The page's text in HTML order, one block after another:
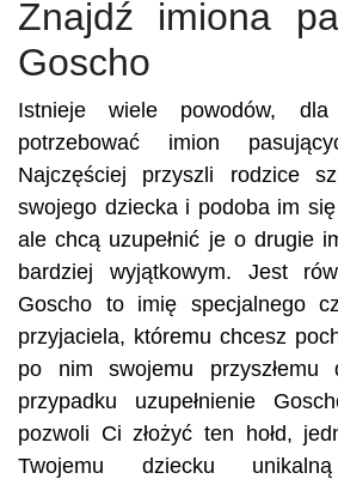
Znajdź imiona
Goscho
Istnieje wiele powodów,
potrzebować imion
Najczęściej przyszli rodzice
swojego dziecka i podoba im
ale chcą uzupełnić je o drugie
bardziej wyjątkowym. Jest
Goscho to imię specjalnego
przyjaciela, któremu chcesz
po nim swojemu przyszłemu
przypadku uzupełnienie
pozwoli Ci złożyć ten hołd,
Twojemu dziecku